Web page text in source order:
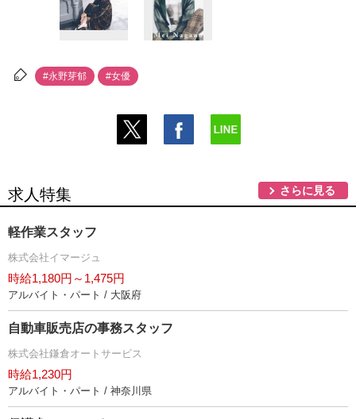
#永野芽郁 #女優
求人特集 さらに見る
軽作業スタッフ
株式会社イマージュ
時給1,180円～1,475円
アルバイト・パート / 大阪府
自動車販売店の事務スタッフ
株式会社鎌倉オートサービス
時給1,230円
アルバイト・パート / 神奈川県